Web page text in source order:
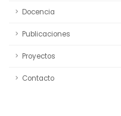
Docencia
Publicaciones
Proyectos
Contacto